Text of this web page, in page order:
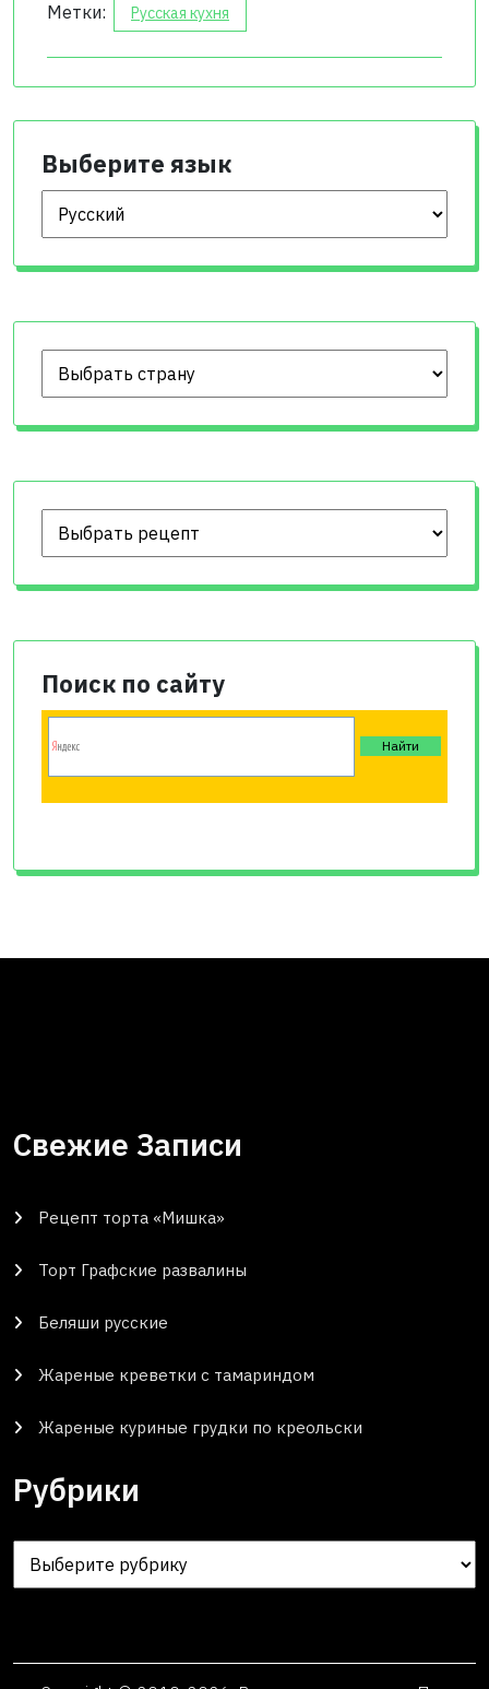
Метки: Русская кухня
Выберите язык
Выберите язык
Поиск по сайту
Свежие Записи
Рецепт торта «Мишка»
Торт Графские развалины
Беляши русские
Жареные креветки с тамариндом
Жареные куриные грудки по креольски
Рубрики
Рубрики